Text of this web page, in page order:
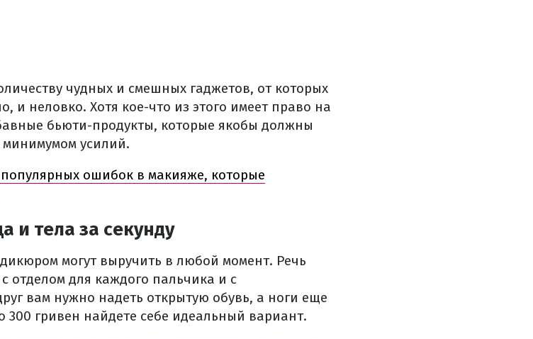
чудных и смешных гаджетов, от которых
и неловко. Хотя кое-что из этого имеет право на
бьюти-продукты, которые якобы должны
минимумом усилий.
популярных ошибок в макияже, которые
и тела за секунду
могут выручить в любой момент. Речь
отделом для каждого пальчика и с
вам нужно надеть открытую обувь, а ноги еще
300 гривен найдете себе идеальный вариант.